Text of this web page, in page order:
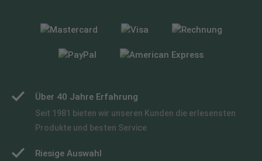
Über 40 Jahre Erfahrung
Seit 1981 bieten wir unseren Kunden die erlesensten
Produkte und besten Service
Riesige Auswahl